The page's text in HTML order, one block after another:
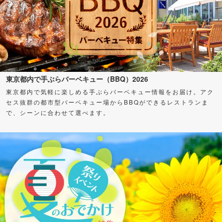
東京都内で手ぶらバーベキュー（BBQ）2026
東京都内で気軽に楽しめる手ぶらバーベキュー情報をお届け。アク
セス抜群の都市型バーベキュー場からBBQができるレストランま
で、シーンに合わせて選べます。